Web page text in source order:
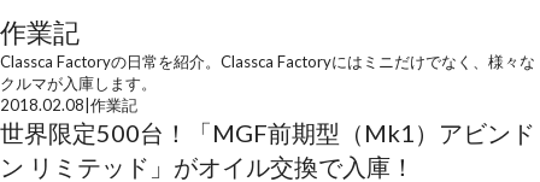
作業記
Classca Factoryの日常を紹介。Classca Factoryにはミニだけでなく、様々な
クルマが入庫します。
2018.02.08 作業記
世界限定500台！「MGF前期型（Mk1）アビンド
ン リミテッド」がオイル交換で入庫！